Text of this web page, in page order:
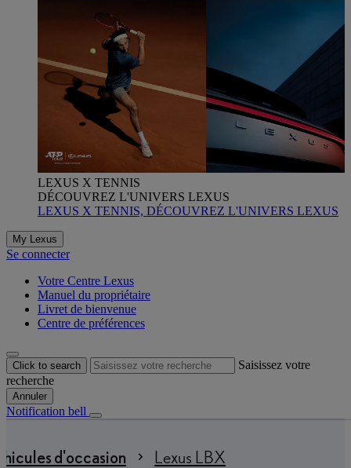
LEXUS X TENNIS
DÉCOUVREZ L'UNIVERS LEXUS
LEXUS X TENNIS, DÉCOUVREZ L'UNIVERS LEXUS
My Lexus
Se connecter
Votre Centre Lexus
Manuel du propriétaire
Livret de bienvenue
Centre de préférences
Click to search
Saisissez votre
recherche
Annuler
Notification bell
d'occasion Lexus LBX